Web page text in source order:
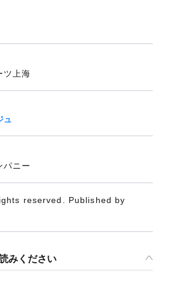
ツ上海
ュ
パニー
reserved. Published by
みください